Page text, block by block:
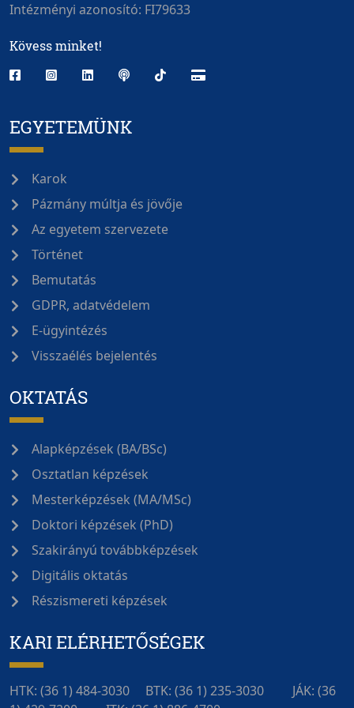
Intézményi azonosító: FI79633
Kövess minket!
EGYETEMÜNK
Karok
Pázmány múltja és jövője
Az egyetem szervezete
Történet
Bemutatás
GDPR, adatvédelem
E-ügyintézés
Visszaélés bejelentés
OKTATÁS
Alapképzések (BA/BSc)
Osztatlan képzések
Mesterképzések (MA/MSc)
Doktori képzések (PhD)
Szakirányú továbbképzések
Digitális oktatás
Részismereti képzések
KARI ELÉRHETŐSÉGEK
HTK: (36 1) 484-3030‎‎‎‎‎‎‎‎ BTK: (36 1) 235-3030 JÁK: (36